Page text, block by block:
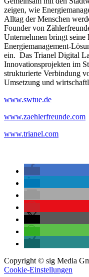
zeigen, wie
Alltag der Menschen
Founder von
Unternehmen bringt
Energiemanagement-
ein. Das Trianel Digital
Innovationsprojekten im
strukturierte Verbindung
Umsetzung und
www.swtue.de
www.zaehlerfreunde.com
www.trianel.com
Copyright © sig Media
Cookie-Einstellungen